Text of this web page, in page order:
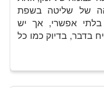
של שליטה בשפת
בלתי אפשרי, אך יש
בדבר, בדיוק כמו כל